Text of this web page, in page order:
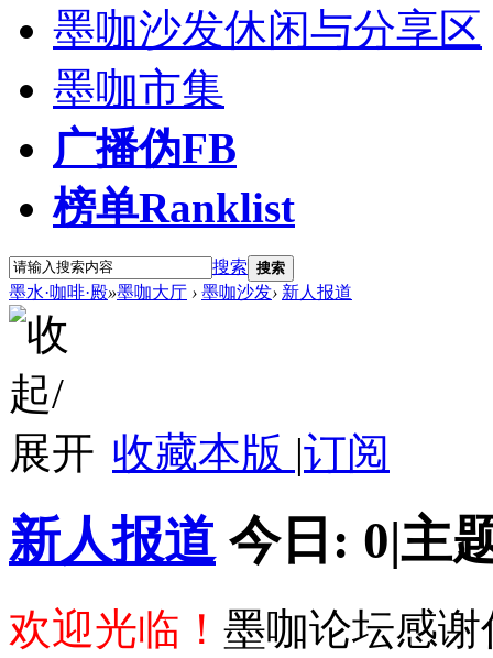
墨咖沙发休闲与分享区
墨咖市集
广播伪FB
榜单Ranklist
搜索 搜索
墨水·咖啡·殿»墨咖大厅 › 墨咖沙发› 新人报道
收藏本版 |订阅
新人报道 今日: 0|主
欢迎光临！ 墨咖论坛感